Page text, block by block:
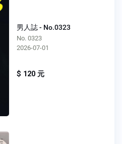
男人誌 - No.0323
No. 0323
2026-07-01
$ 120 元